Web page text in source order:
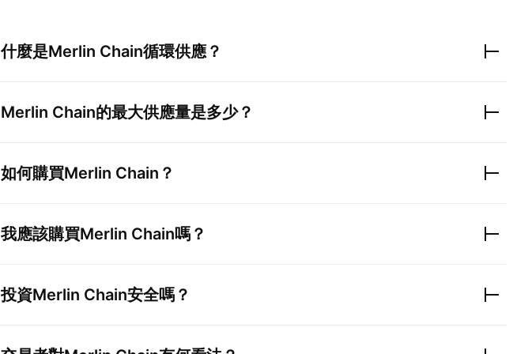
什麼是Merlin Chain循環供應？
Merlin Chain的最大供應量是多少？
如何購買Merlin Chain ？
我應該購買Merlin Chain嗎？
投資Merlin Chain安全嗎？